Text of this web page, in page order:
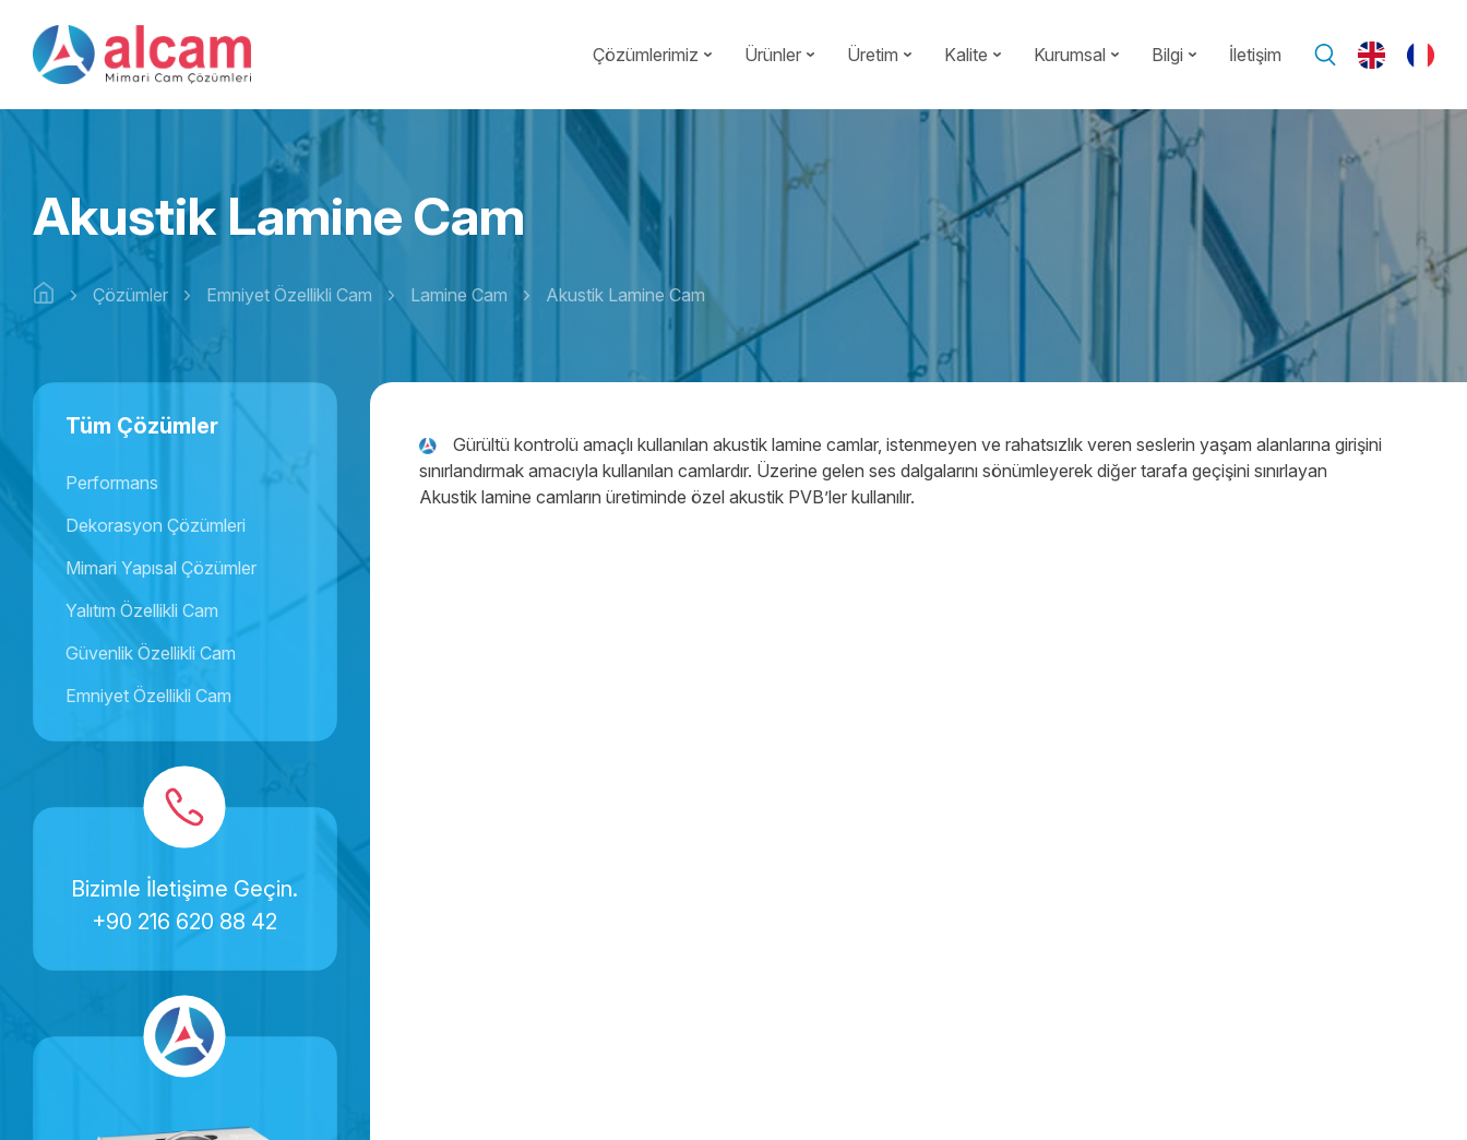
Çözümlerimiz Ürünler Üretim Kalite Kurumsal Bilgi İletişim
Akustik Lamine Cam
Çözümler Emniyet Özellikli Cam Lamine Cam Akustik Lamine Cam
Tüm Çözümler
Performans
Dekorasyon Çözümleri
Mimari Yapısal Çözümler
Yalıtım Özellikli Cam
Güvenlik Özellikli Cam
Emniyet Özellikli Cam
Bizimle İletişime Geçin.
+90 216 620 88 42
Gürültü kontrolü amaçlı kullanılan akustik lamine camlar, istenmeyen ve rahatsızlık veren seslerin yaşam alanlarına girişini
sınırlandırmak amacıyla kullanılan camlardır. Üzerine gelen ses dalgalarını sönümleyerek diğer tarafa geçişini sınırlayan
Akustik lamine camların üretiminde özel akustik PVB’ler kullanılır.